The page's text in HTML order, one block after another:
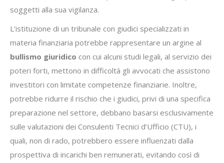
soggetti alla sua vigilanza.
L’istituzione di un tribunale con giudici specializzati in
materia finanziaria potrebbe rappresentare un argine al
bullismo giuridico con cui alcuni studi legali, al servizio dei
poteri forti, mettono in difficoltà gli avvocati che assistono
investitori con limitate competenze finanziarie. Inoltre,
potrebbe ridurre il rischio che i giudici, privi di una specifica
preparazione nel settore, debbano basarsi esclusivamente
sulle valutazioni dei Consulenti Tecnici d’Ufficio (CTU), i
quali, non di rado, potrebbero essere influenzati dalla
prospettiva di incarichi ben remunerati, evitando così di